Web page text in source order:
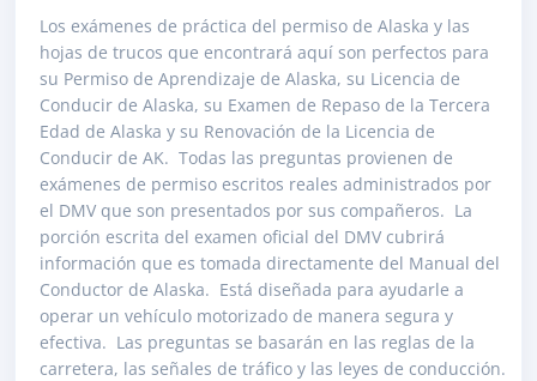
Los exámenes de práctica del permiso de Alaska y las
hojas de trucos que encontrará aquí son perfectos para
su Permiso de Aprendizaje de Alaska, su Licencia de
Conducir de Alaska, su Examen de Repaso de la Tercera
Edad de Alaska y su Renovación de la Licencia de
Conducir de AK. Todas las preguntas provienen de
exámenes de permiso escritos reales administrados por
el DMV que son presentados por sus compañeros. La
porción escrita del examen oficial del DMV cubrirá
información que es tomada directamente del Manual del
Conductor de Alaska. Está diseñada para ayudarle a
operar un vehículo motorizado de manera segura y
efectiva. Las preguntas se basarán en las reglas de la
carretera, las señales de tráfico y las leyes de conducción.